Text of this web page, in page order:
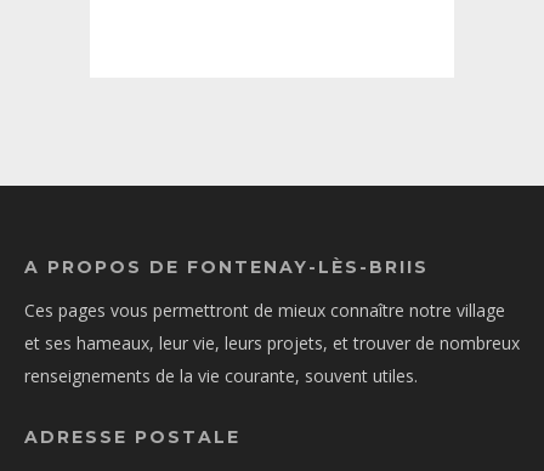
A PROPOS DE FONTENAY-LÈS-BRIIS
Ces pages vous permettront de mieux connaître notre village
et ses hameaux, leur vie, leurs projets, et trouver de nombreux
renseignements de la vie courante, souvent utiles.
ADRESSE POSTALE